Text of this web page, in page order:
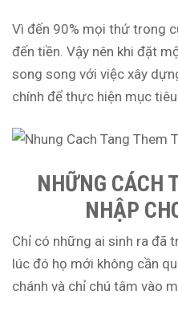
Vì đến 90% mọi thứ trong
đến tiền. Vậy nên khi đặt
song song với việc xây
chính để thực hiện mục
NHỮNG CÁCH
NHẬP
Chỉ có những ai sinh ra đã
lúc đó họ mới không cần
chánh và chỉ chú tâm vào